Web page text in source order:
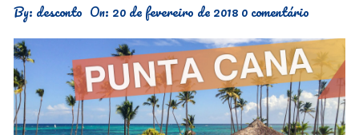
By: desconto On: 20 de fevereiro de 20180 comentário